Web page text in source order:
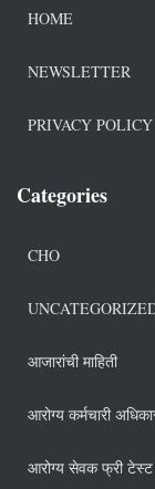
HOME
NEWSLETTER
PRIVACY POLICY
Categories
CHO
आजारांची माहिती
आरोग्य कर्मचारी
आरोग्य सेवक फ्री टेस्ट